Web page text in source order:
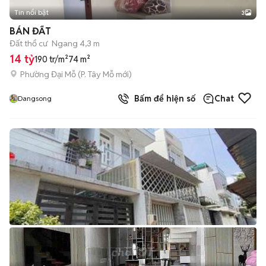
Tin nổi bật 3
BÁN ĐẤT
Đất thổ cư Ngang 4,3 m
14 tỷ190 tr/m²74 m²
Phường Đại Mỗ (P. Tây Mỗ mới)
Dangsong Bấm để hiện số Chat